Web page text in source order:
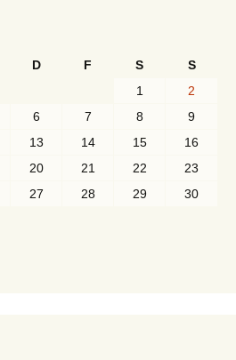
D F S
S
1
2
6 7 8
9
13 14 15
16
20 21 22
23
27 28 29
30